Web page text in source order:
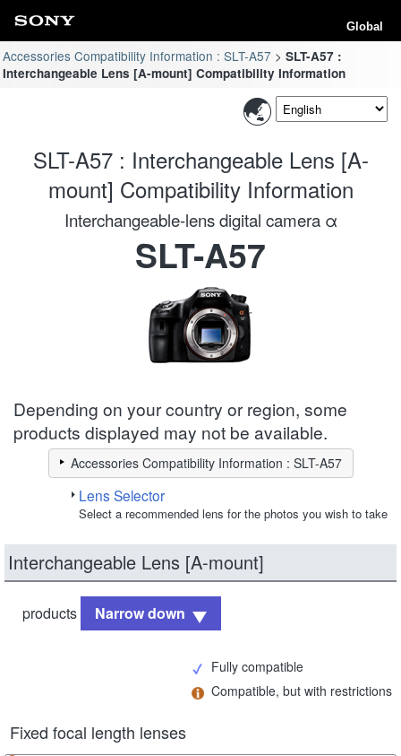
Global
Accessories Compatibility Information : SLT-A57
SLT-A57 :
Interchangeable Lens [A-mount] Compatibility Information
SLT-A57 : Interchangeable Lens [A-
mount] Compatibility Information
Interchangeable-lens digital camera α
SLT-A57
Depending on your country or region, some
products displayed may not be available.
Accessories Compatibility Information : SLT-A57
Lens Selector
Select a recommended lens for the photos you wish to take
Interchangeable Lens [A-mount]
products Narrow down
Fully compatible
Compatible, but with restrictions
Fixed focal length lenses